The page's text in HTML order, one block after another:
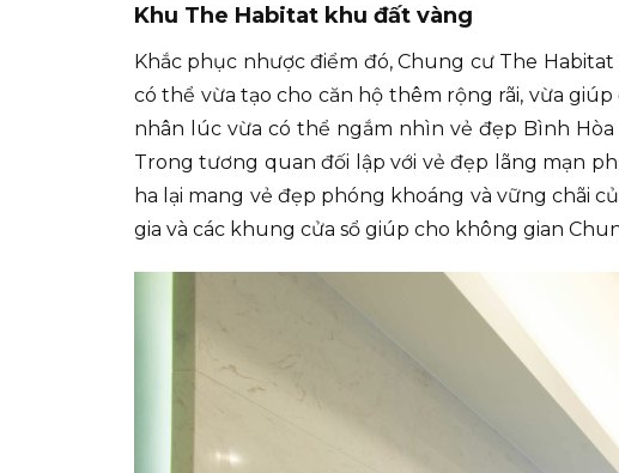
Khu The Habitat khu đất vàng
Khắc phục nhược điểm đó, Chung cư The
có thể vừa tạo cho căn hộ thêm rộng rãi, vừa
nhân lúc vừa có thể ngắm nhìn vẻ đẹp Bình
Trong tương quan đối lập với vẻ đẹp lãng mạn
ha lại mang vẻ đẹp phóng khoáng và vững chãi
gia và các khung cửa sổ giúp cho không gian